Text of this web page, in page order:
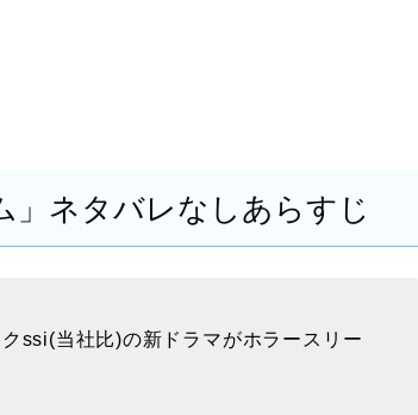
」ネタバレなしあらすじ
ssi(当社比)の新ドラマがホラースリー